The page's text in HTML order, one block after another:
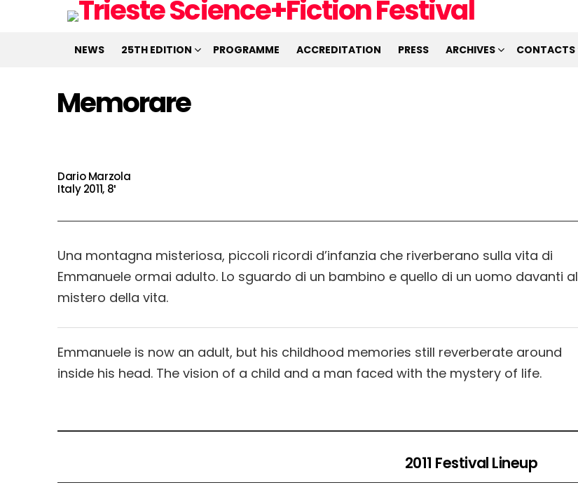
NEWS 25TH EDITION PROGRAMME ACCREDITATION PRESS ARCHIVES CONTACTS
Memorare
Dario Marzola
Italy 2011, 8′
Una montagna misteriosa, piccoli ricordi d’infanzia che riverberano sulla vita di
Emmanuele ormai adulto. Lo sguardo di un bambino e quello di un uomo davanti al
mistero della vita.
Emmanuele is now an adult, but his childhood memories still reverberate around
inside his head. The vision of a child and a man faced with the mystery of life.
2011 Festival Lineup